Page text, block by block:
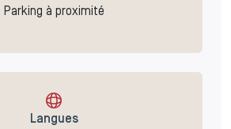
Parking à proximité
Langues